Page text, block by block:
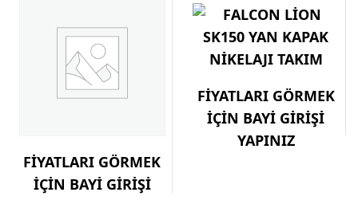
FİYATLARI GÖRMEK
İÇİN BAYİ GİRİŞİ
FİYATLARI GÖRMEK
İÇİN BAYİ GİRİŞİ
YAPINIZ